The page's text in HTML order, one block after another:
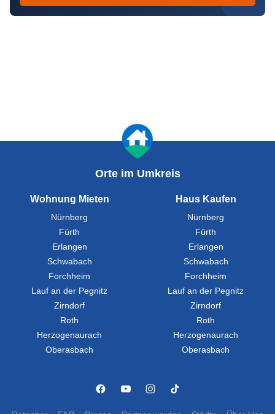
Orte im Umkreis
Wohnung Mieten
Nürnberg
Fürth
Erlangen
Schwabach
Forchheim
Lauf an der Pegnitz
Zirndorf
Roth
Herzogenaurach
Oberasbach
Haus Kaufen
Nürnberg
Fürth
Erlangen
Schwabach
Forchheim
Lauf an der Pegnitz
Zirndorf
Roth
Herzogenaurach
Oberasbach